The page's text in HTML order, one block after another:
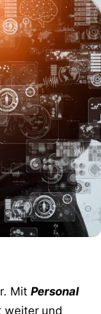
Mit Personal
weiter und